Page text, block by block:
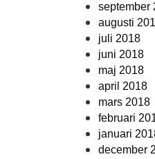
september
augusti
juli 2018
juni 2018
maj 2018
april 2018
mars 2018
februari
januari
december